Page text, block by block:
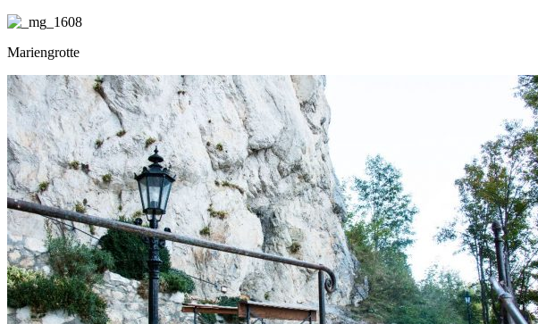
Mariengrotte